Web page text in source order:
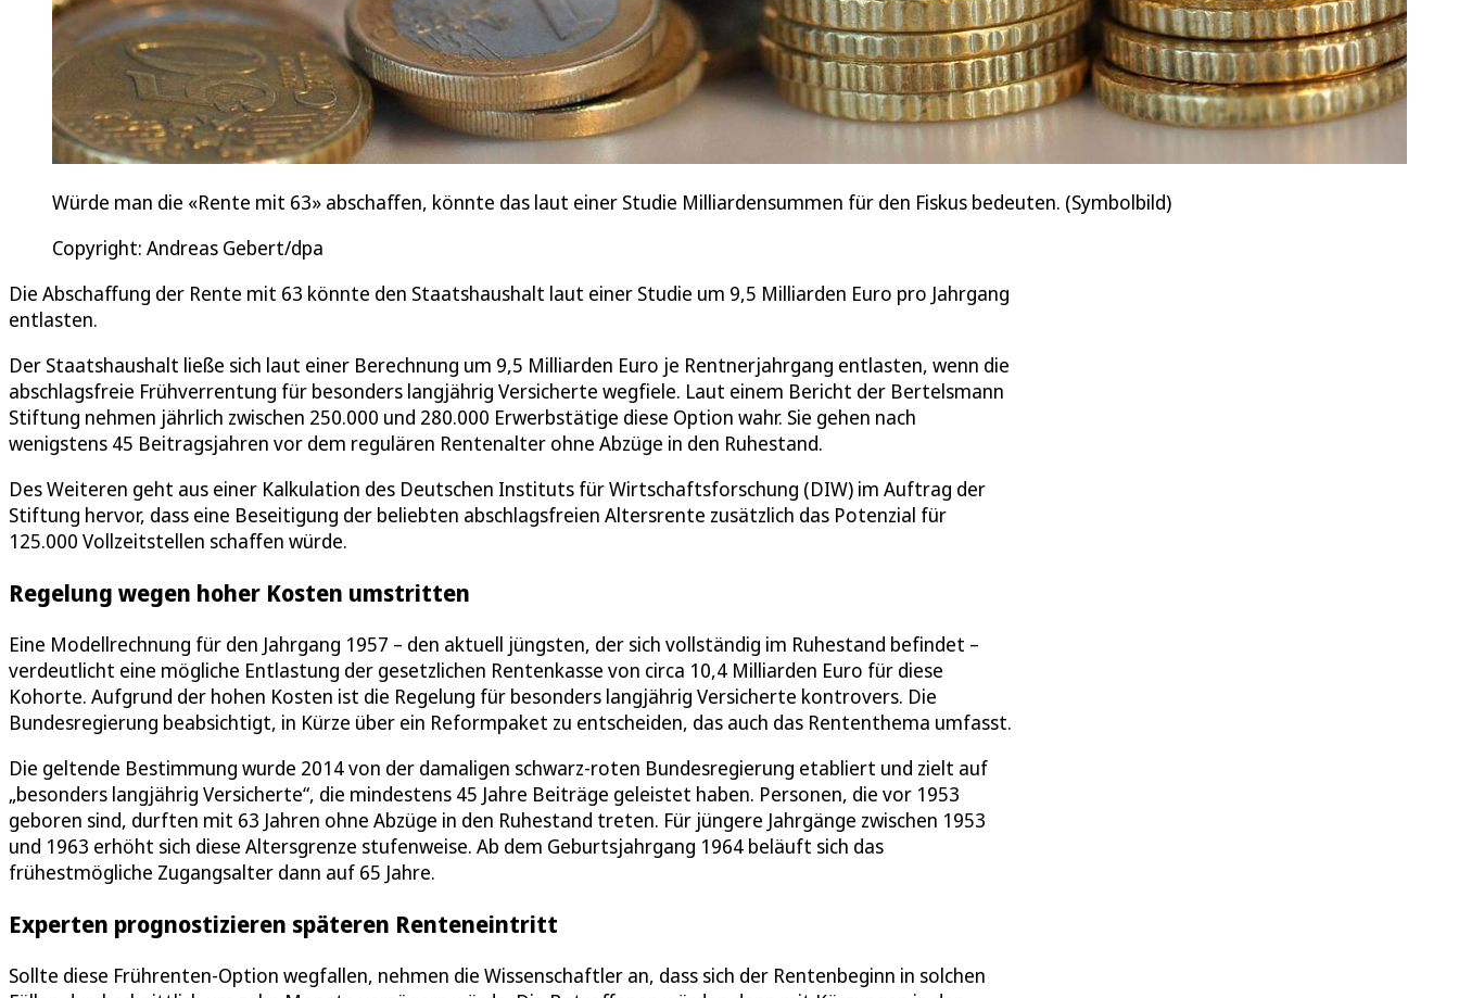
Würde man die «Rente mit 63» abschaffen, könnte das laut einer Studie Milliardensummen für den Fiskus bedeuten. (Symbolbild)
Copyright: Andreas Gebert/dpa
Die Abschaffung der Rente mit 63 könnte den Staatshaushalt laut einer Studie um 9,5 Milliarden Euro pro Jahrgang
entlasten.
Der Staatshaushalt ließe sich laut einer Berechnung um 9,5 Milliarden Euro je Rentnerjahrgang entlasten, wenn die
abschlagsfreie Frühverrentung für besonders langjährig Versicherte wegfiele. Laut einem Bericht der Bertelsmann
Stiftung nehmen jährlich zwischen 250.000 und 280.000 Erwerbstätige diese Option wahr. Sie gehen nach
wenigstens 45 Beitragsjahren vor dem regulären Rentenalter ohne Abzüge in den Ruhestand.
Des Weiteren geht aus einer Kalkulation des Deutschen Instituts für Wirtschaftsforschung (DIW) im Auftrag der
Stiftung hervor, dass eine Beseitigung der beliebten abschlagsfreien Altersrente zusätzlich das Potenzial für
125.000 Vollzeitstellen schaffen würde.
Regelung wegen hoher Kosten umstritten
Eine Modellrechnung für den Jahrgang 1957 – den aktuell jüngsten, der sich vollständig im Ruhestand befindet –
verdeutlicht eine mögliche Entlastung der gesetzlichen Rentenkasse von circa 10,4 Milliarden Euro für diese
Kohorte. Aufgrund der hohen Kosten ist die Regelung für besonders langjährig Versicherte kontrovers. Die
Bundesregierung beabsichtigt, in Kürze über ein Reformpaket zu entscheiden, das auch das Rententhema umfasst.
Die geltende Bestimmung wurde 2014 von der damaligen schwarz-roten Bundesregierung etabliert und zielt auf
„besonders langjährig Versicherte“, die mindestens 45 Jahre Beiträge geleistet haben. Personen, die vor 1953
geboren sind, durften mit 63 Jahren ohne Abzüge in den Ruhestand treten. Für jüngere Jahrgänge zwischen 1953
und 1963 erhöht sich diese Altersgrenze stufenweise. Ab dem Geburtsjahrgang 1964 beläuft sich das
frühestmögliche Zugangsalter dann auf 65 Jahre.
Experten prognostizieren späteren Renteneintritt
Sollte diese Frührenten-Option wegfallen, nehmen die Wissenschaftler an, dass sich der Rentenbeginn in solchen